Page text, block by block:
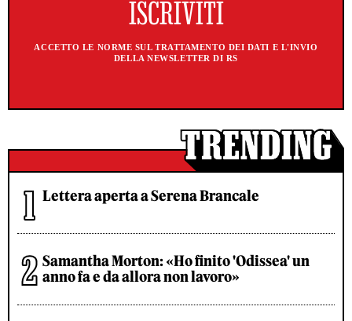
ACCETTO LE NORME SUL TRATTAMENTO DEI DATI E L'INVIO
DELLA NEWSLETTER DI RS
Lettera aperta a Serena Brancale
Samantha Morton: «Ho finito 'Odissea' un
anno fa e da allora non lavoro»